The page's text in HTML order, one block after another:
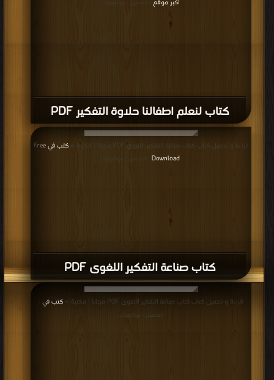
كتاب لنعلم اطفالنا حلاوة التفكير PDF
اكبر موقع
| التحميل : مرة/مرات
كتاب صناعة التفكير اللغوى PDF
قراءة و تحميل كتاب كتاب صناعة التفكير اللغوى PDF مجانا | مكتبة >
كتب في Free
Download | التحميل : مرة/مرات
قراءة و تحميل كتاب كتاب صناعة التفكير اللغوى PDF مجانا | مكتبة > كتب في
التحميل : مرة/مرات